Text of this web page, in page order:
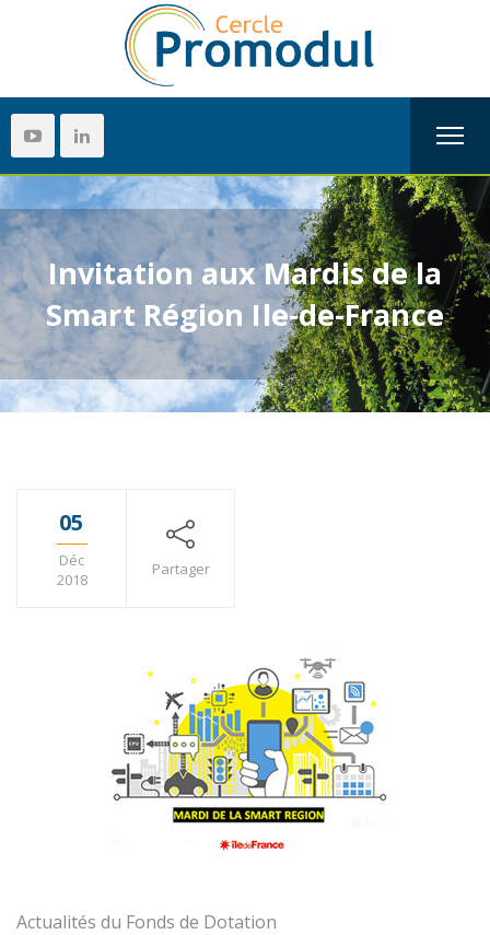
Invitation aux Mardis de la
Smart Région Ile-de-France
05
Déc
2018
Partager
Actualités du Fonds de Dotation